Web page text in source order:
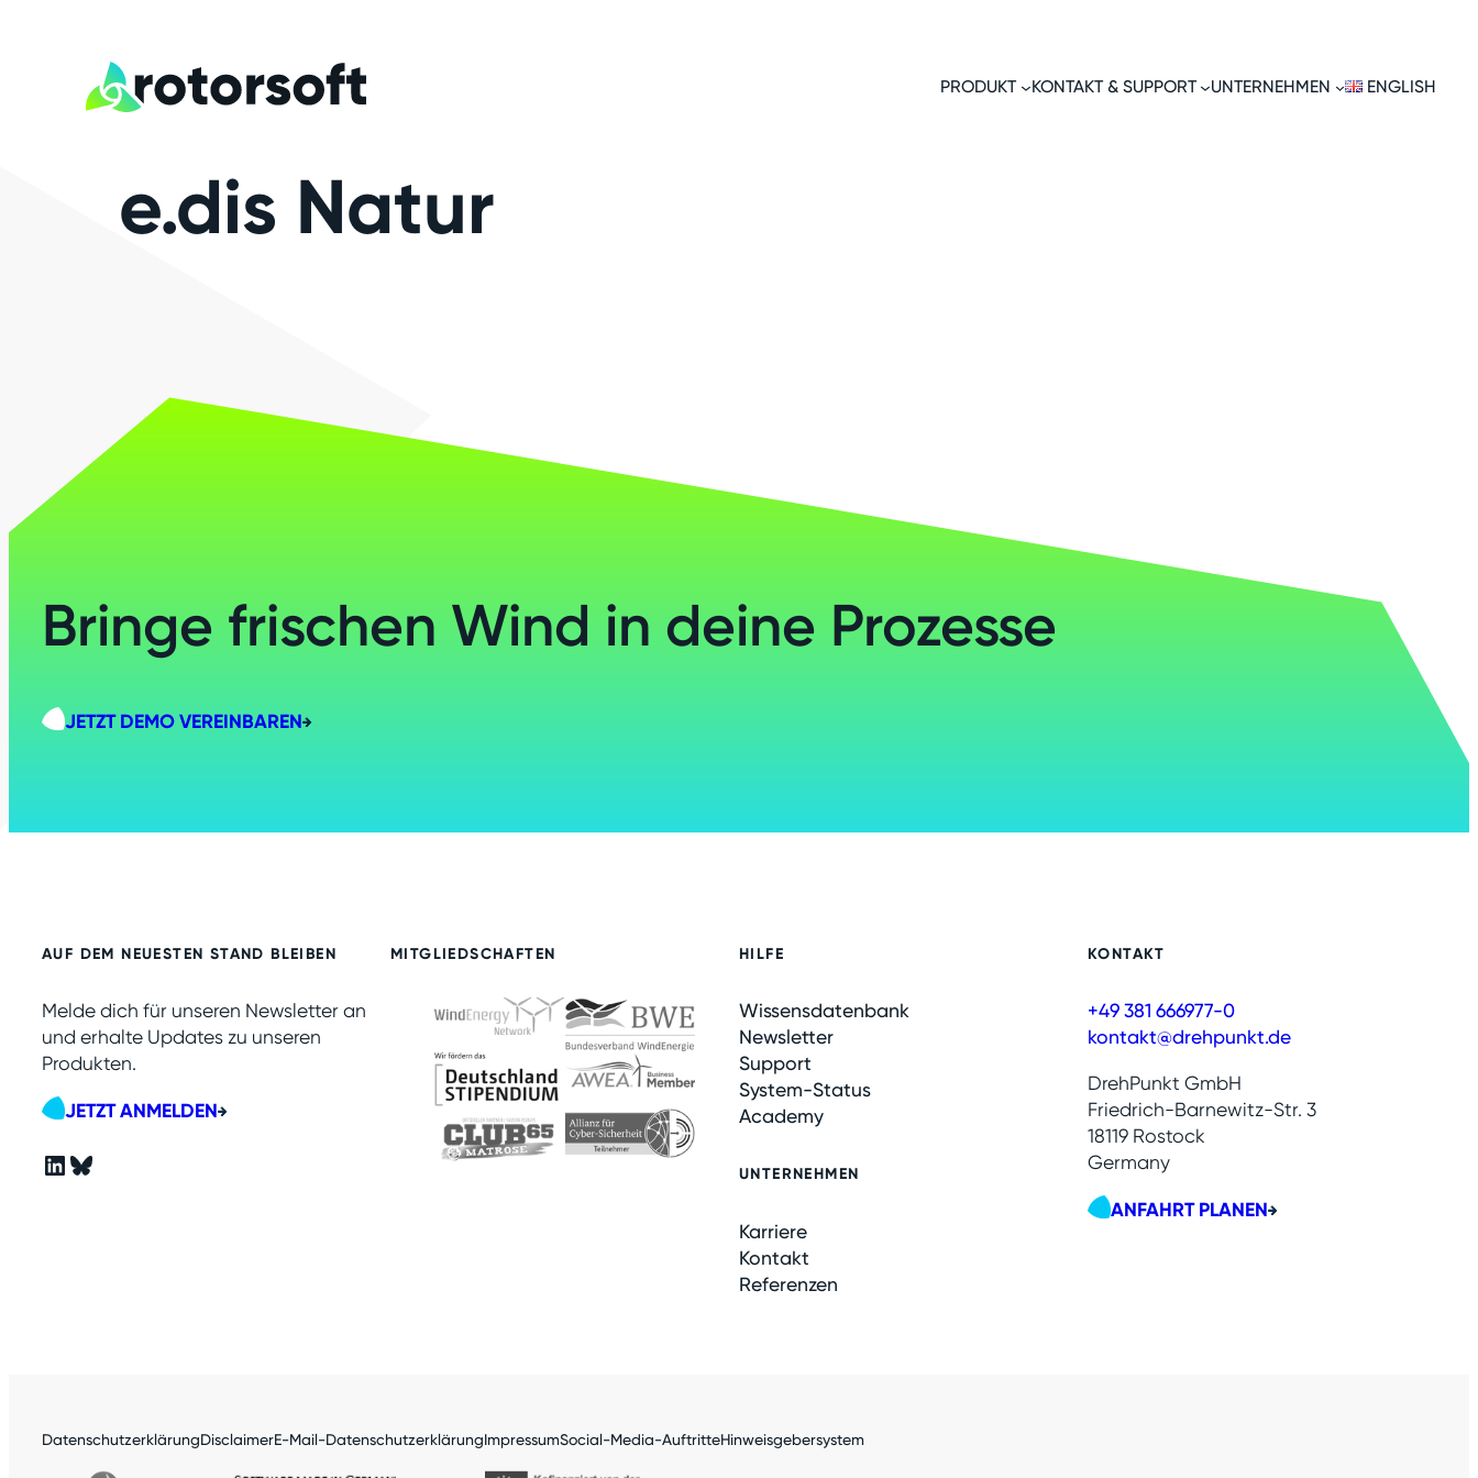
PRODUKT KONTAKT & SUPPORT UNTERNEHMEN ENGLISH
e.dis Natur
Bringe frischen Wind in deine Prozesse
JETZT DEMO VEREINBAREN
AUF DEM NEUESTEN STAND BLEIBEN
Melde dich für unseren Newsletter an
und erhalte Updates zu unseren
Produkten.
JETZT ANMELDEN
LinkedIn Bluesky
MITGLIEDSCHAFTEN HILFE
Wissensdatenbank
Newsletter
Support
System-Status
Academy
UNTERNEHMEN
Karriere
Kontakt
Referenzen
KONTAKT
+49 381 666977-0
kontakt@drehpunkt.de
DrehPunkt GmbH
Friedrich-Barnewitz-Str. 3
18119 Rostock
Germany
ANFAHRT PLANEN
DatenschutzerklärungDisclaimerE-Mail-DatenschutzerklärungImpressumSocial-Media-AuftritteHinweisgebersystem